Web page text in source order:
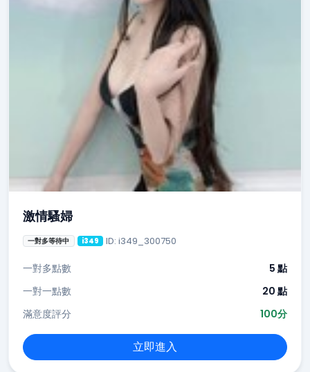
激情騷婦
一對多等待中 i349 ID: i349_300750
一對多點數
5 點
一對一點數
20 點
滿意度評分
100分
立即進入